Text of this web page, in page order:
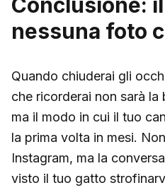
nessuna foto
Quando chiuderai gli
che ricorderai non sarà
ma il modo in cui il tuo
la prima volta in mesi.
Instagram, ma la
visto il tuo gatto